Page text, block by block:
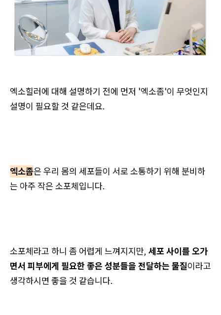
엑소힐러에 대해 설명하기 전에 먼저 '엑소좀'이 무엇인지
설명이 필요할 것 같은데요.
엑소좀은 우리 몸의 세포들이 서로 소통하기 위해 분비하
는 아주 작은 소포체입니다.
소포체라고 하니 좀 어렵게 느껴지지만, 세포 사이를 오가
면서 피부에게 필요한 좋은 성분들을 전달하는 물질이라고
생각하시면 좋을 것 같습니다.